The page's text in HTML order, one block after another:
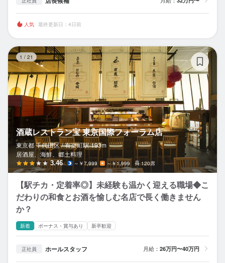
人気 最終更新日：4日前
1 / 21
酒蔵レストラン宝 東京国際フォーラム店
東京都 千代田区 / 有楽町駅 193m
居酒屋、海鮮、郷土料理
3.46 ～￥7,999 ～￥1,999 120席
【駅チカ・定着率◎】未経験も温かく迎える職場◆こ
だわりの和食とお酒を愉しむ名店で長く働きません
か？
新着 ボーナス・賞与あり 新卒歓迎
正社員 ホールスタッフ 月給： 26万円〜40万円